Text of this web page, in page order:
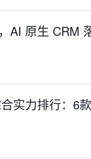
AI 原生 CRM
实力排行：6